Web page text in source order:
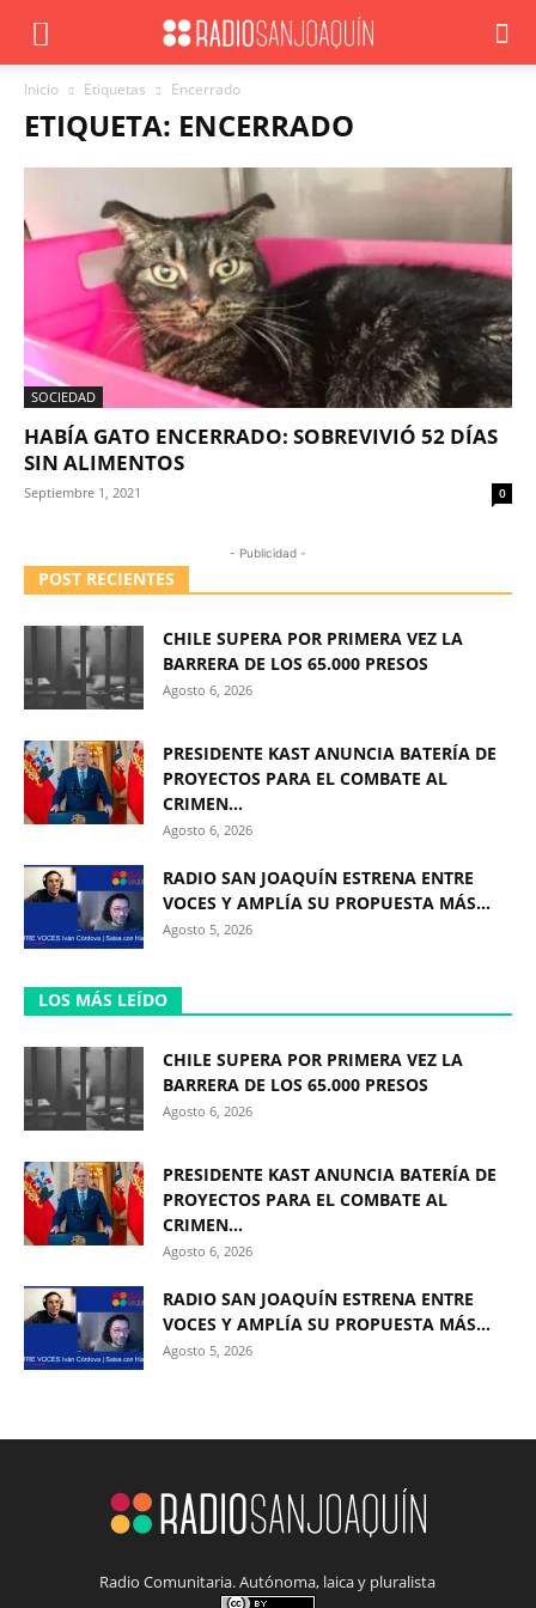
Inicio Etiquetas Encerrado
ETIQUETA: ENCERRADO
SOCIEDAD
HABÍA GATO ENCERRADO: SOBREVIVIÓ 52 DÍAS
SIN ALIMENTOS
Septiembre 1, 2021 0
- Publicidad -
POST RECIENTES
CHILE SUPERA POR PRIMERA VEZ LA
BARRERA DE LOS 65.000 PRESOS
Agosto 6, 2026
PRESIDENTE KAST ANUNCIA BATERÍA DE
PROYECTOS PARA EL COMBATE AL
CRIMEN...
Agosto 6, 2026
RADIO SAN JOAQUÍN ESTRENA ENTRE
VOCES Y AMPLÍA SU PROPUESTA MÁS...
Agosto 5, 2026
LOS MÁS LEÍDO
CHILE SUPERA POR PRIMERA VEZ LA
BARRERA DE LOS 65.000 PRESOS
Agosto 6, 2026
PRESIDENTE KAST ANUNCIA BATERÍA DE
PROYECTOS PARA EL COMBATE AL
CRIMEN...
Agosto 6, 2026
RADIO SAN JOAQUÍN ESTRENA ENTRE
VOCES Y AMPLÍA SU PROPUESTA MÁS...
Agosto 5, 2026
Radio Comunitaria. Autónoma, laica y pluralista